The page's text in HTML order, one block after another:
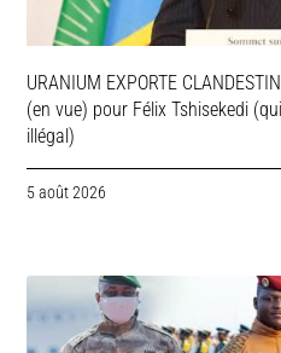
URANIUM EXPORTE
(en vue) pour Félix Tshisekedi
illégal)
5 août 2026